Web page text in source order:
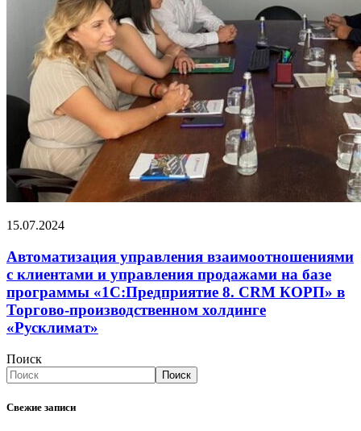
15.07.2024
Автоматизация управления взаимоотношениями
с клиентами и управления продажами на базе
программы «1С:Предприятие 8. CRM КОРП» в
Торгово-производственном холдинге
«Русклимат»
Поиск
Поиск
Свежие записи